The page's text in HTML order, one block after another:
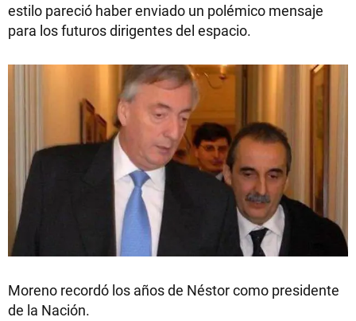
estilo pareció haber enviado un polémico mensaje
para los futuros dirigentes del espacio.
Moreno recordó los años de Néstor como presidente
de la Nación.